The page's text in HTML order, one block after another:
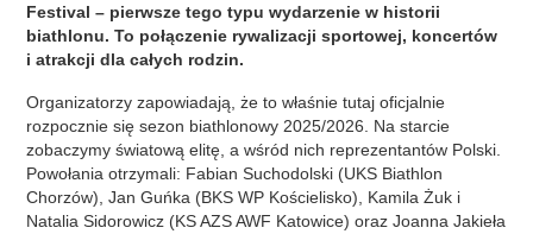
Festival – pierwsze tego typu wydarzenie w historii
biathlonu. To połączenie rywalizacji sportowej, koncertów
i atrakcji dla całych rodzin.
Organizatorzy zapowiadają, że to właśnie tutaj oficjalnie
rozpocznie się sezon biathlonowy 2025/2026. Na starcie
zobaczymy światową elitę, a wśród nich reprezentantów Polski.
Powołania otrzymali: Fabian Suchodolski (UKS Biathlon
Chorzów), Jan Guńka (BKS WP Kościelisko), Kamila Żuk i
Natalia Sidorowicz (KS AZS AWF Katowice) oraz Joanna Jakieła